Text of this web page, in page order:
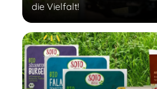
die Vielfalt!